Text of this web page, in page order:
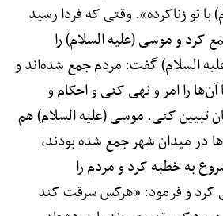
تو زناکرده». وقتی که فردا رسید
کرد و موسی (علیه السلام) را
السلام) گفت: مردم جمع شده‌اند و
آن‌ها را امر و نهی کنی و احکام و
تبیین کنی. موسی (علیه السلام) هم
در میدان شهر جمع شده بودند،
به خطبه کرد و مردم را
کرد و فرمود: «هرکس سرقت کند